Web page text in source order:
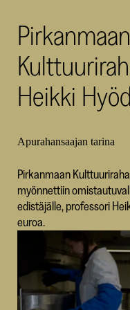
Pirkanmaan
Heikki
Apurahansaajan tarina
Pirkanmaan
myönnettiin
edistäjälle, professori
euroa.